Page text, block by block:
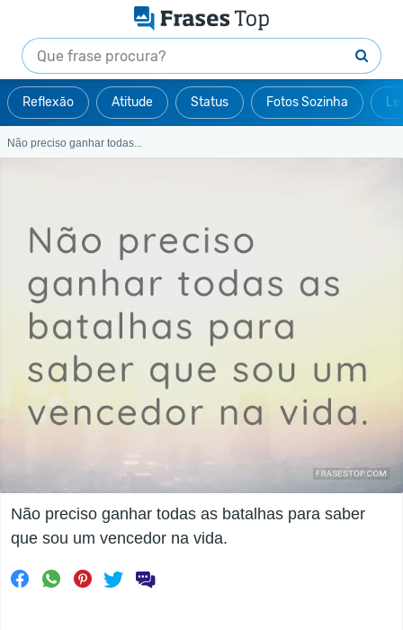
Reflexão Atitude Status Fotos Sozinha
Não preciso ganhar todas...
Não preciso ganhar todas as batalhas para saber
que sou um vencedor na vida.